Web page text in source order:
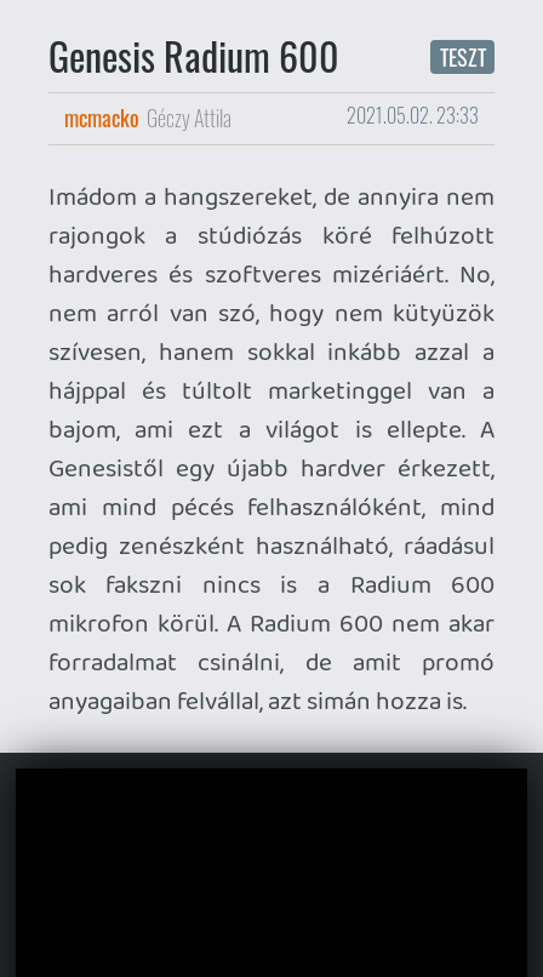
hájppal és túltolt marketinggel van a
bajom, ami ezt a világot is ellepte. A
Genesistől egy újabb hardver érkezett,
ami mind pécés felhasználóként, mind
pedig zenészként használható, ráadásul
sok fakszni nincs is a Radium 600
mikrofon körül. A Radium 600 nem akar
forradalmat csinálni, de amit promó
anyagaiban felvállal, azt simán hozza is.
Egy tisztességes kinézetű kondenzátor-
mikrofonról van szó, amely 2.0-ás USB-
vel, és kicsit benga, régivágású Type-B
felülettel csatlakozik. Az USB a zenészek
egy részét elriaszthatja, de ugye itt a
a gépbe a kábelt, és nincs macera